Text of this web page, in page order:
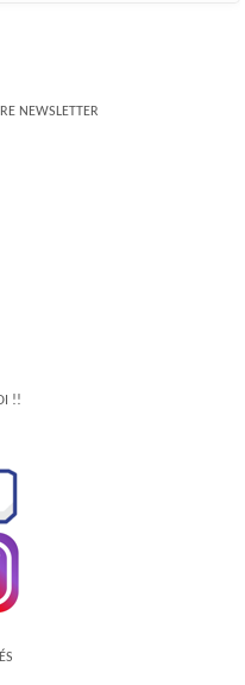
NEWSLETTER
!!